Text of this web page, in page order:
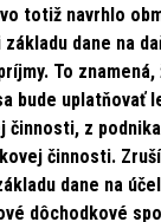
totiž navrhlo
dane na
To
bude uplatňovať
činnosti, z
činnosti.
dane na
dôchodkové